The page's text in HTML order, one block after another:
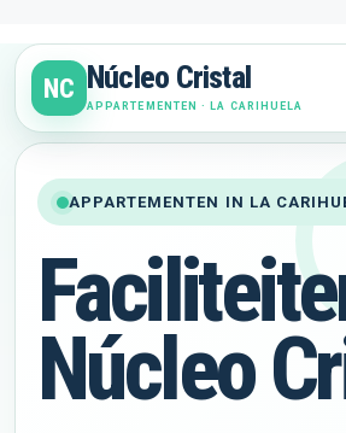
naar
inhoud
NC Núcleo Cristal
APPARTEMENTEN · LA CARIHUELA
APPARTEMENTEN IN LA
Núcleo